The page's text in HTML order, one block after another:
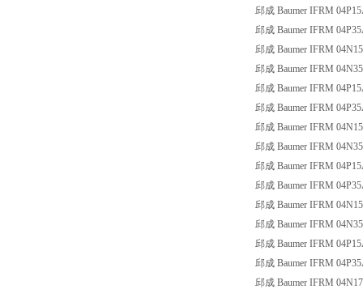
邱成 Baumer IFRM
邱成 Baumer IFRM
邱成 Baumer IFRM
邱成 Baumer IFRM
邱成 Baumer IFRM
邱成 Baumer IFRM
邱成 Baumer IFRM
邱成 Baumer IFRM
邱成 Baumer IFRM
邱成 Baumer IFRM
邱成 Baumer IFRM
邱成 Baumer IFRM
邱成 Baumer IFRM
邱成 Baumer IFRM
邱成 Baumer IFRM